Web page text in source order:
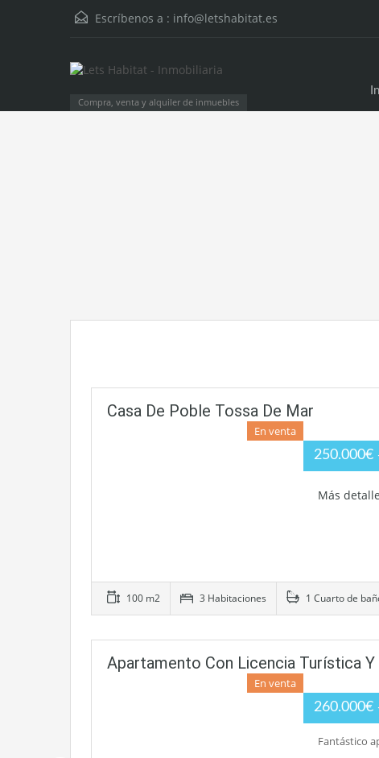
Escríbenos a : info@letshabitat.es
Compra, venta y alquiler de inmuebles
Casa De Poble Tossa De Mar
En venta
250.000€
Más
100 m2 3 Habitaciones 1 Cuarto de
Apartamento Con Licencia Turística Y
En venta
260.000€
Fantástico